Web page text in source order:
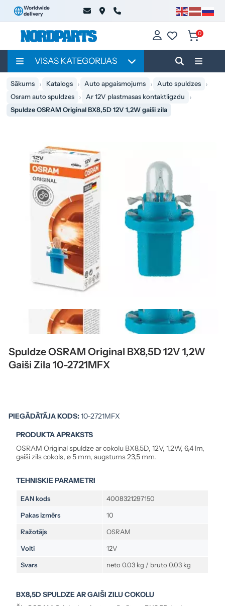
Worldwide
delivery
0
VISAS KATEGORIJAS
Sākums Katalogs Auto apgaismojums
Auto spuldzes
Osram auto spuldzes
Ar 12V plastmasas kontaktligzdu
Spuldze OSRAM Original BX8,5D 12V 1,2W gaiši zila
Spuldze OSRAM Original BX8,5D 12V 1,2W
Gaiši Zila 10-2721MFX
PIEGĀDĀTĀJA KODS:10-2721MFX
PRODUKTA APRAKSTS
OSRAM Original spuldze ar cokolu BX8,5D, 12V, 1,2W, 6,4 lm,
gaiši zils cokols, ø 5 mm, augstums 23,5 mm.
TEHNISKIE PARAMETRI
EAN kods 4008321297150
Pakas izmērs 10
Ražotājs OSRAM
Volti 12V
Svars neto 0.03 kg / bruto 0.03 kg
BX8,5D SPULDZE AR GAIŠI ZILU COKOLU